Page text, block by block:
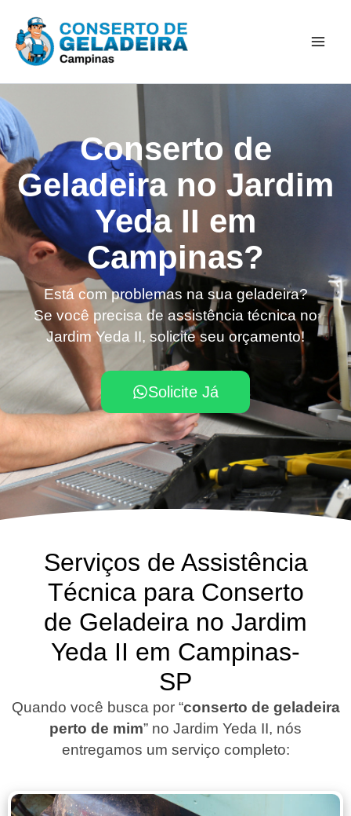
para
Conserto de
Geladeira no Jardim
Yeda II em
Campinas?
Está com problemas na sua geladeira?
Se você precisa de assistência técnica no
Jardim Yeda II, solicite seu orçamento!
Solicite Já
Serviços de Assistência
Técnica para Conserto
de Geladeira no Jardim
Yeda II em Campinas-
SP
Quando você busca por “conserto de geladeira
perto de mim” no Jardim Yeda II, nós
entregamos um serviço completo: